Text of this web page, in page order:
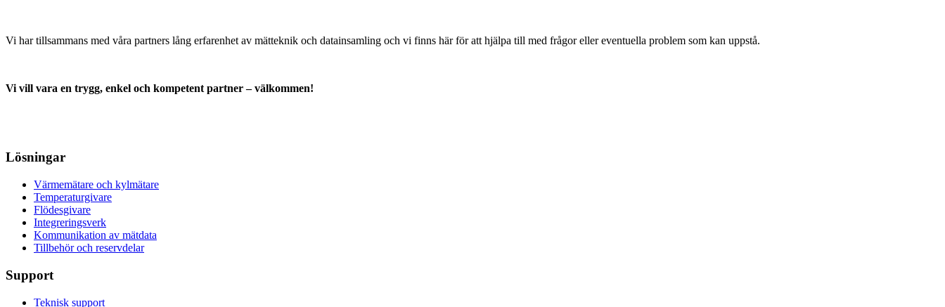
Vi har tillsammans med våra partners lång erfarenhet av mätteknik och datainsamling och vi finns här för att hjälpa till med frågor eller eventuella problem som kan uppstå.
Vi vill vara en trygg, enkel och kompetent partner – välkommen!
Lösningar
Värmemätare och kylmätare
Temperaturgivare
Flödesgivare
Integreringsverk
Kommunikation av mätdata
Tillbehör och reservdelar
Support
Teknisk support